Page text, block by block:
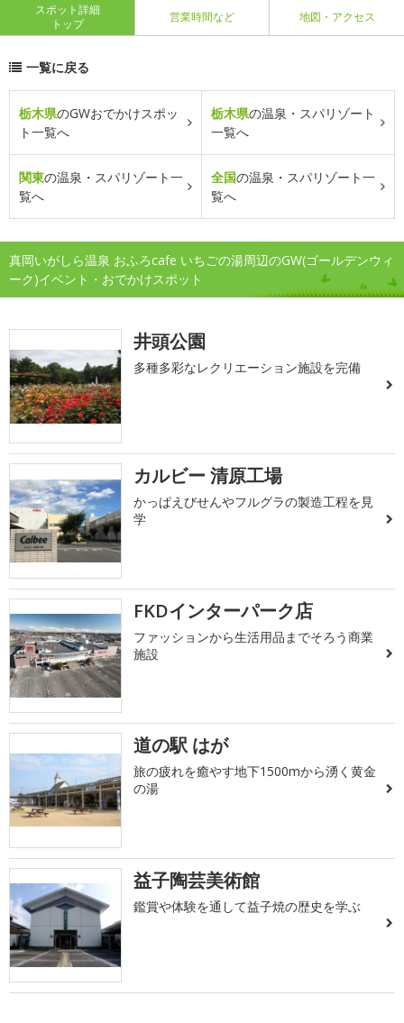
スポット詳細
トップ
営業時間など 地図・アクセス
一覧に戻る
栃木県のGWおでかけスポッ
ト一覧へ
栃木県の温泉・スパリゾート
一覧へ
関東の温泉・スパリゾート一
覧へ
全国の温泉・スパリゾート一
覧へ
真岡いがしら温泉 おふろcafe いちごの湯周辺のGW(ゴールデンウィ
ーク)イベント・おでかけスポット
井頭公園
多種多彩なレクリエーション施設を完備
カルビー 清原工場
かっぱえびせんやフルグラの製造工程を見
学
FKDインターパーク店
ファッションから生活用品までそろう商業
施設
道の駅 はが
旅の疲れを癒やす地下1500mから湧く黄金
の湯
益子陶芸美術館
鑑賞や体験を通して益子焼の歴史を学ぶ